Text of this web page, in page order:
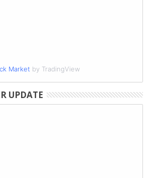
Market by TradingView
UPDATE